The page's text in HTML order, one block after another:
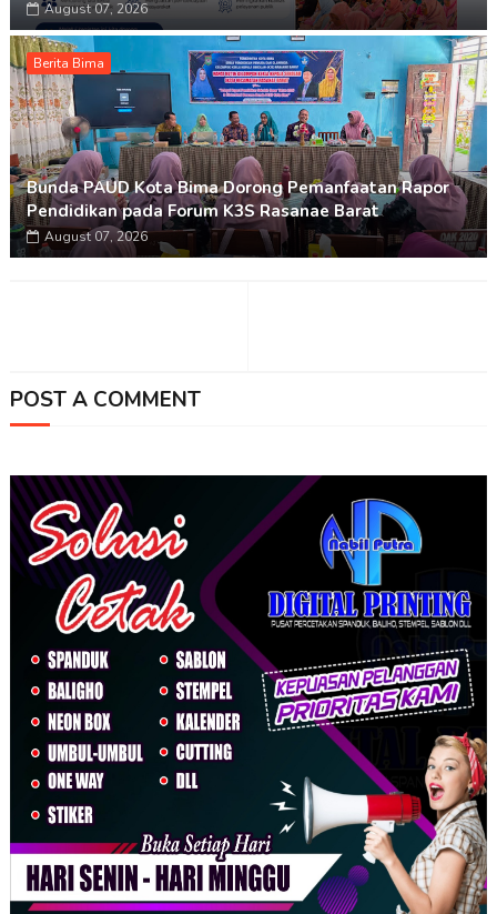
August 07, 2026
Berita Bima
Bunda PAUD Kota Bima Dorong Pemanfaatan Rapor
Pendidikan pada Forum K3S Rasanae Barat
August 07, 2026
POST A COMMENT